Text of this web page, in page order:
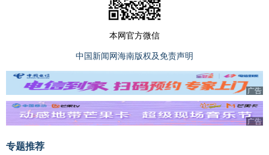
本网官方微信
中国新闻网海南版权及免责声明
广告
广告
专题推荐